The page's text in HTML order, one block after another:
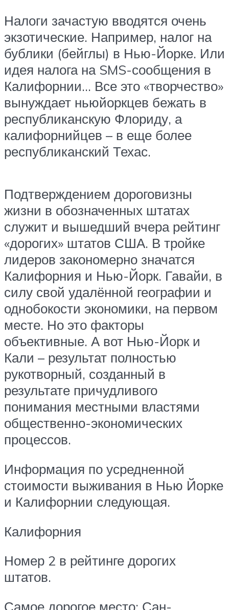
Налоги зачастую вводятся очень
экзотические. Например, налог на
бублики (бейглы) в Нью-Йорке. Или
идея налога на SMS-сообщения в
Калифорнии… Все это «творчество»
вынуждает ньюйоркцев бежать в
республиканскую Флориду, а
калифорнийцев – в еще более
республиканский Техас.
Подтверждением дороговизны
жизни в обозначенных штатах
служит и вышедший вчера рейтинг
«дорогих» штатов США. В тройке
лидеров закономерно значатся
Калифорния и Нью-Йорк. Гавайи, в
силу свой удалённой географии и
однобокости экономики, на первом
месте. Но это факторы
объективные. А вот Нью-Йорк и
Кали – результат полностью
рукотворный, созданный в
результате причудливого
понимания местными властями
общественно-экономических
процессов.
Информация по усредненной
стоимости выживания в Нью Йорке
и Калифорнии следующая.
Калифорния
Номер 2 в рейтинге дорогих
штатов.
Самое дорогое место: Сан-